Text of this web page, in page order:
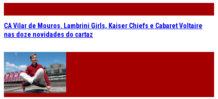
CA Vilar de Mouros. Lambrini Girls, Kaiser Chiefs e Cabaret Voltaire
nas doze novidades do cartaz